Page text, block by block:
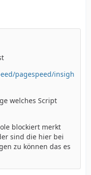
pagespeed/insigh
welches Script
blockiert merkt
sind die hier bei
zu können das es